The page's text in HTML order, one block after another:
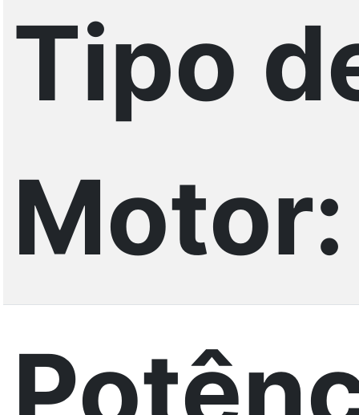
Tipo
Motor: